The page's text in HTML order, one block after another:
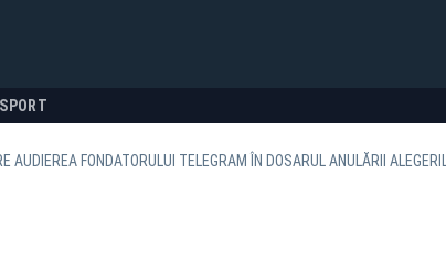
SPORT
AUDIEREA FONDATORULUI TELEGRAM ÎN DOSARUL ANULĂRII